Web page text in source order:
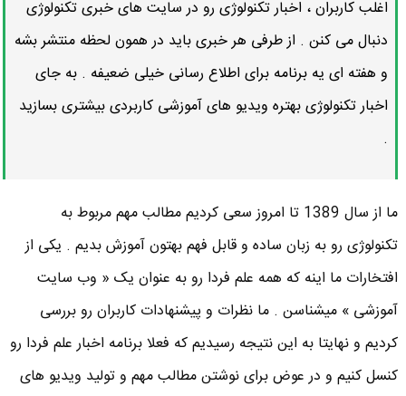
اغلب کاربران ، اخبار تکنولوژی رو در سایت های خبری تکنولوژی
دنبال می کنن . از طرفی هر خبری باید در همون لحظه منتشر بشه
و هفته ای یه برنامه برای اطلاع رسانی خیلی ضعیفه . به جای
اخبار تکنولوژی بهتره ویدیو های آموزشی کاربردی بیشتری بسازید
.
ما از سال 1389 تا امروز سعی کردیم مطالب مهم مربوط به
تکنولوژی رو به زبان ساده و قابل فهم بهتون آموزش بدیم . یکی از
افتخارات ما اینه که همه علم فردا رو به عنوان یک « وب سایت
آموزشی » میشناسن . ما نظرات و پیشنهادات کاربران رو بررسی
کردیم و نهایتا به این نتیجه رسیدیم که فعلا برنامه اخبار علم فردا رو
کنسل کنیم و در عوض برای نوشتن مطالب مهم و تولید ویدیو های